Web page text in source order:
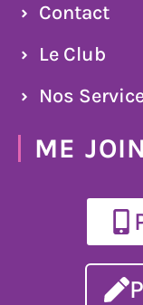
Contact
Le Club
Nos
ME